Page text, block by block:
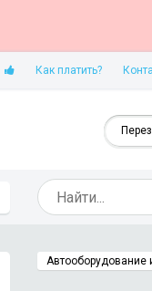
Как платить?
Автооборудование